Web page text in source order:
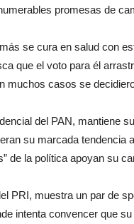
promesas de
se cura en salud con
que el voto para él
muchos casos se
del PAN, mantiene
su marcada tendencia
de la política apoyan su
PRI, muestra un par de
intenta convencer que